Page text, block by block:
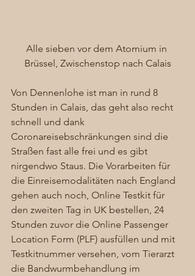
Alle sieben vor dem Atomium in
Brüssel, Zwischenstop nach Calais
Von Dennenlohe ist man in rund 8
Stunden in Calais, das geht also recht
schnell und dank
Coronareisebschränkungen sind die
Straßen fast alle frei und es gibt
nirgendwo Staus. Die Vorarbeiten für
die Einreisemodalitäten nach England
gehen auch noch, Online Testkit für
den zweiten Tag in UK bestellen, 24
Stunden zuvor die Online Passenger
Location Form (PLF) ausfüllen und mit
Testkitnummer versehen, vom Tierarzt
die Bandwurmbehandlung im